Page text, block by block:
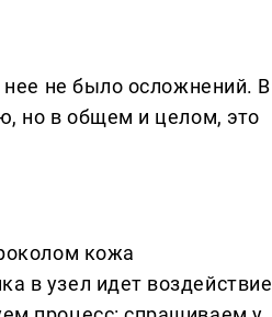
нее не было осложнений. В
но в общем и целом, это
кожа
в узел идет воздействие